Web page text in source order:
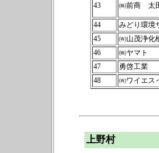
43 ㈱前商 太
44
みどり環境
45
㈲山茂浄
46
㈱ヤマト
47
勇啓工業
48
㈲ワイエス
上野村